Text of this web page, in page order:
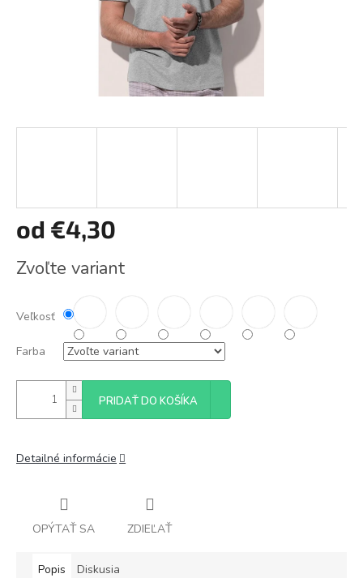
od €4,30
cena:
Zvoľte variant
Veľkosť
Farba
PRIDAŤ DO KOŠÍKA
Detailné informácie
OPÝTAŤ SA ZDIEĽAŤ
Popis Diskusia